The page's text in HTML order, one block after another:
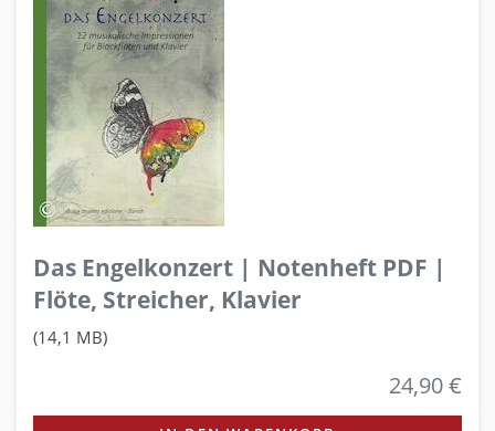
Das Engelkonzert | Notenheft PDF |
Flöte, Streicher, Klavier
(14,1 MB)
24,90 €